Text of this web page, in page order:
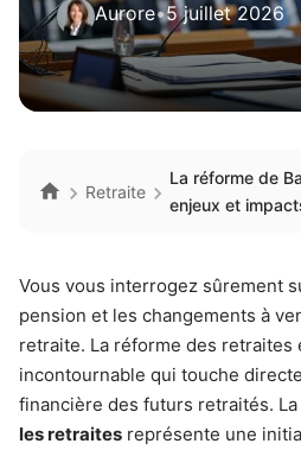
Aurore•5 juillet 2026
Retraite
La réforme de
enjeux et
Vous vous interrogez sûrement
pension et les changements à
retraite. La réforme des retraites
incontournable qui touche
financière des futurs retraités. La
les retraites représente une